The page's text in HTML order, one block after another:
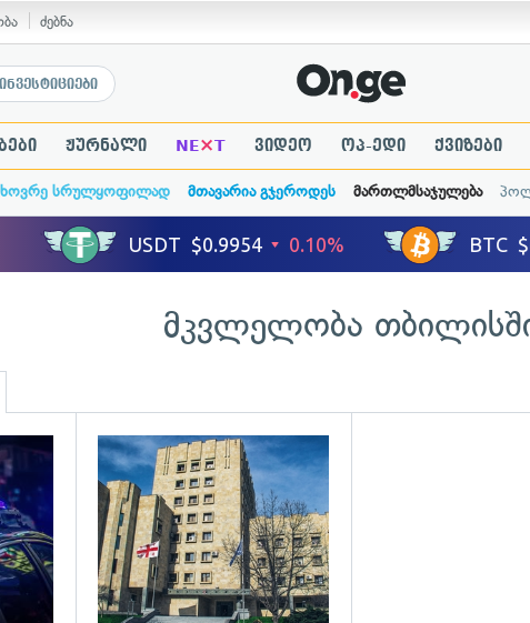
ძებნა
ინვესტიციები
ჟურნალი NE×T ვიდეო ოპ-ედი ქვიზები
სრულყოფილად მთავარია გჯეროდეს მართლმსაჯულება
მკვლელობა
გადახედვა